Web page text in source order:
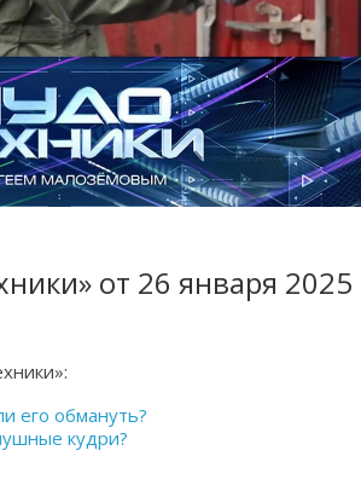
от 26 января 2025
его обмануть?
кудри?